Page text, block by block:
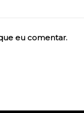
eu comentar.